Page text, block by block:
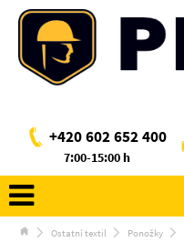
+420 602 652 400
7:00-15:00 h
Ostatní textil Ponožky